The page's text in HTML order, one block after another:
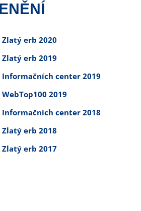
Zlatý erb 2020
Zlatý erb 2019
Informačních center 2019
WebTop100 2019
Informačních center 2018
Zlatý erb 2018
Zlatý erb 2017